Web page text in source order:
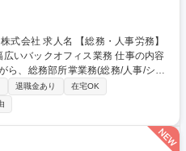
・人事労務】
ックオフィス業務 仕事の内容
ら、総務部所掌業務(総務/人事/シス
お任せします。ご経験に応じて業
広いスキルを習得可能です。 ■労
生、労働安全衛生 ※顧問社労士契約
株主総会・取締役会対応、 ■システ
■人事業務：各種法令改正対応、社
退職金あり
在宅OK